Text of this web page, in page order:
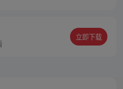
识运用在古代战场及朝堂之
形成了降维打击？能否摆
立即下载